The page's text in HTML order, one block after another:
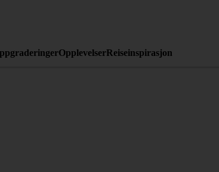
OpplevelserReiseinspirasjon